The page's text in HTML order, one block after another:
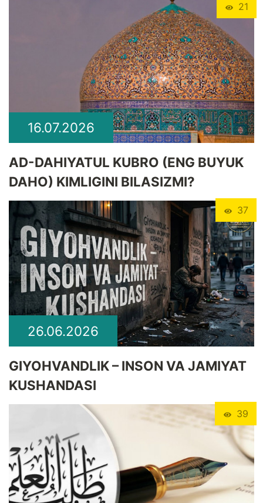
21
16.07.2026
​AD-DAHIYATUL KUBRO (ENG BUYUK
DAHO) KIMLIGINI BILASIZMI?
37
26.06.2026
GIYOHVANDLIK – INSON VA JAMIYAT
KUSHANDASI
39